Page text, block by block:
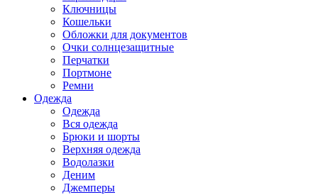
Ключницы
Кошельки
Обложки для документов
Очки солнцезащитные
Перчатки
Портмоне
Ремни
Одежда
Одежда
Вся одежда
Брюки и шорты
Верхняя одежда
Водолазки
Деним
Джемперы